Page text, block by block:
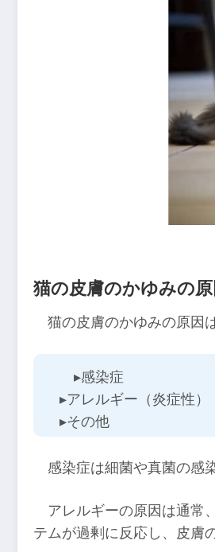
猫の皮膚のかゆみの
猫の皮膚のかゆみの原因
▸感染症
▸アレルギー（炎症性）
▸その他
感染症は細菌や真菌の感
アレルギーの原因は通常
テムが過剰に反応し、皮膚